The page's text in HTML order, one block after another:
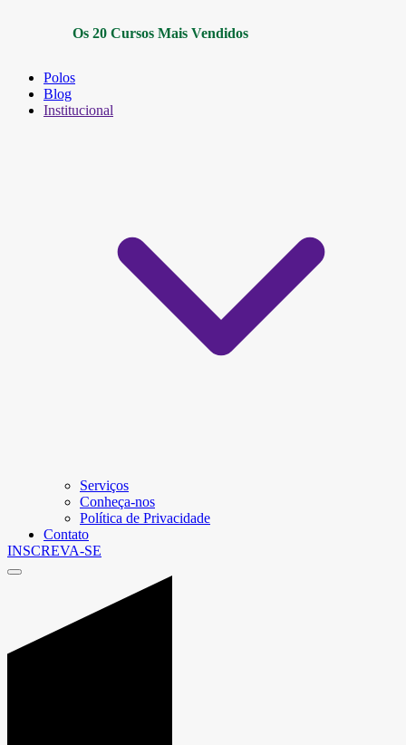
Os 20 Cursos Mais Vendidos
Polos
Blog
Institucional
Serviços
Conheça-nos
Política de Privacidade
Contato
INSCREVA-SE